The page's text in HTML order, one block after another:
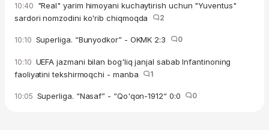
10:40 "Real" yarim himoyani kuchaytirish uchun "Yuventus"
sardori nomzodini ko'rib chiqmoqda
2
10:10 Superliga. “Bunyodkor” - OKMK 2:3 0
10:10 UEFA jazmani bilan bog'liq janjal sabab Infantinoning
faoliyatini tekshirmoqchi - manba
1
10:05 Superliga. “Nasaf” - “Qo'qon-1912“ 0:0 0